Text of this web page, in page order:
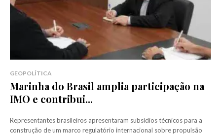
GEOPOLÍTICA
Marinha do Brasil amplia participação na
IMO e contribui...
Representantes brasileiros apresentaram subsídios técnicos para a
construção de um marco regulatório internacional sobre propulsão